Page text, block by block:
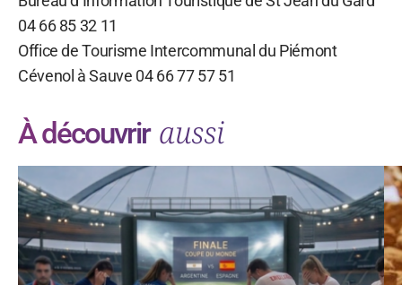
04 66 85 32 11
Office de Tourisme Intercommunal du Piémont
Cévenol à Sauve 04 66 77 57 51
À découvrir aussi